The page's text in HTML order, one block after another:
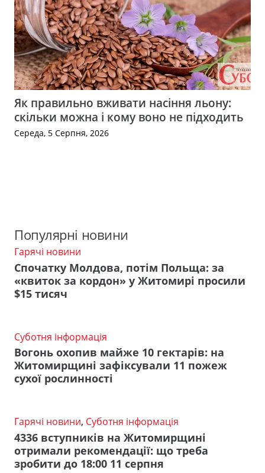
Як правильно вживати насіння льону:
скільки можна і кому воно не підходить
Середа, 5 Серпня, 2026
Популярні новини
Гарячі новини
Спочатку Молдова, потім Польща: за
«квиток за кордон» у Житомирі просили
$15 тисяч
Суботня інформація
Вогонь охопив майже 10 гектарів: на
Житомирщині зафіксували 11 пожеж
сухої рослинності
Гарячі новини, Суботня інформація
4336 вступників на Житомирщині
отримали рекомендації: що треба
зробити до 18:00 11 серпня